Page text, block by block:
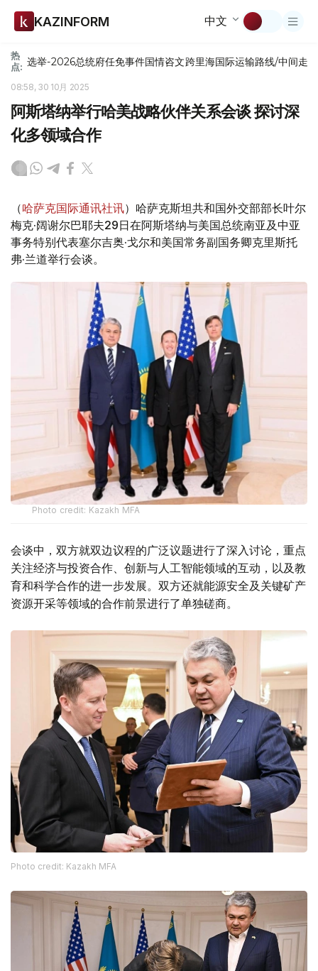
KAZINFORM 中文
热
点: 选举-2026总统府任免事件国情咨文跨里海国际运输路线/中间走廊
08:58, 30 10月 2025
阿斯塔纳举行哈美战略伙伴关系会谈 探讨深
化多领域合作
（哈萨克国际通讯社讯）哈萨克斯坦共和国外交部部长叶尔
梅克·阔谢尔巴耶夫29日在阿斯塔纳与美国总统南亚及中亚
事务特别代表塞尔吉奥·戈尔和美国常务副国务卿克里斯托
弗·兰道举行会谈。
Photo credit: Kazakh MFA
会谈中，双方就双边议程的广泛议题进行了深入讨论，重点
关注经济与投资合作、创新与人工智能领域的互动，以及教
育和科学合作的进一步发展。双方还就能源安全及关键矿产
资源开采等领域的合作前景进行了单独磋商。
Photo credit: Kazakh MFA